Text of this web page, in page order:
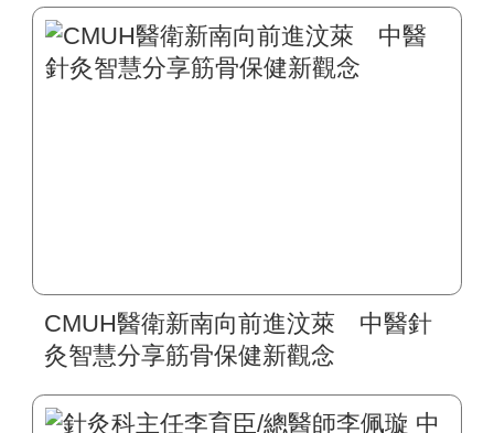
CMUH醫衛新南向前進汶萊 中醫針
灸智慧分享筋骨保健新觀念